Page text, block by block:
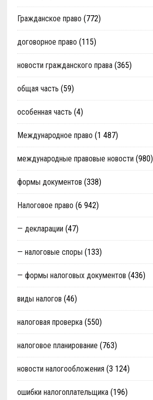
Гражданское право (772)
договорное право (115)
новости гражданского права(365)
общая часть (59)
особенная часть (4)
Международное право (1 487)
международные правовые новости (980)
формы документов (338)
Налоговое право (6 942)
— декларации (47)
— налоговые споры (133)
— формы налоговых документов (436)
виды налогов (46)
налоговая проверка(550)
налоговое планирование (763)
новости налогообложения (3 124)
ошибки налогоплательщика(196)